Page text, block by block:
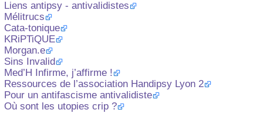
Liens antipsy - antivalidistes
Mélitrucs
Cata-tonique
KRiPTiQUE
Morgan.e
Sins Invalid
Med’H Infirme, j’affirme !
Ressources de l’association Handipsy Lyon 2
Pour un antifascisme antivalidiste
Où sont les utopies crip ?